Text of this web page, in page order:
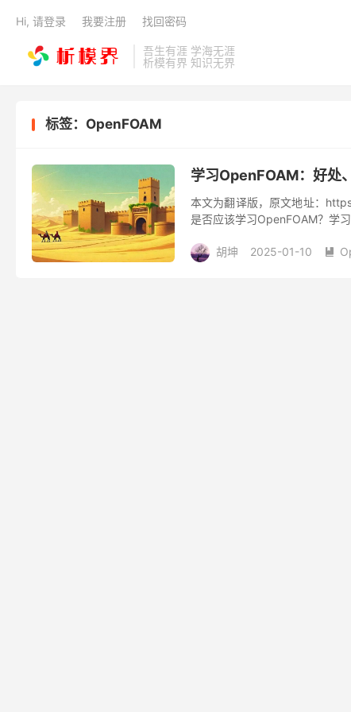
吾生有涯 学海无涯
析模有界 知识无界
Hi, 请登录 我要注册 找回密码
标签：OpenFOAM
学习OpenFOAM：好处
本文为翻译版，原文地址：
是否应该学习OpenFOAM？学
胡坤 2025-01-10 